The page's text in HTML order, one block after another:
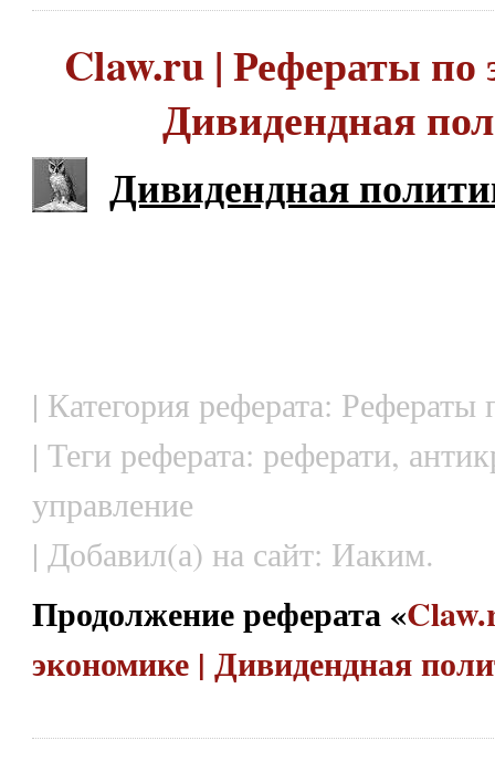
Claw.ru | Рефераты по
Дивидендная
Дивидендная
| Категория реферата: Рефераты
| Теги реферата: реферати,
управление
| Добавил(а) на сайт: Иаким.
Продолжение реферата «
экономике | Дивидендная